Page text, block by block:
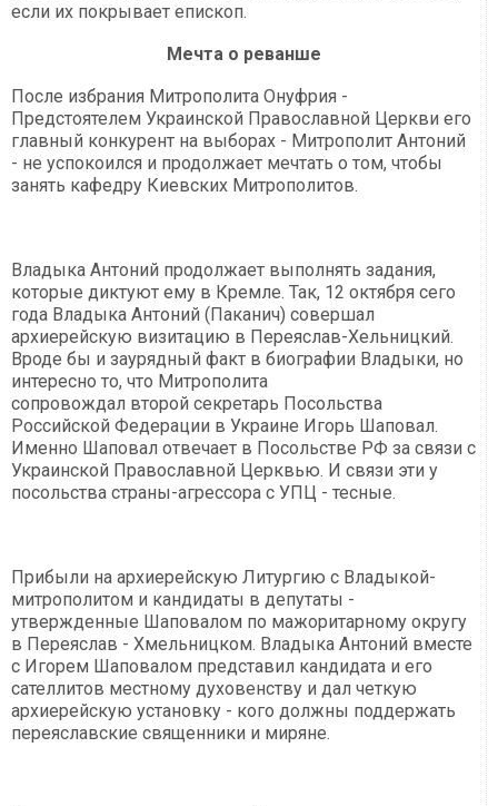
если их покрывает епископ.
Мечта о реванше
После избрания Митрополита Онуфрия -
Предстоятелем Украинской Православной Церкви его
главный конкурент на выборах - Митрополит Антоний
- не успокоился и продолжает мечтать о том, чтобы
занять кафедру Киевских Митрополитов.
Владыка Антоний продолжает выполнять задания,
которые диктуют ему в Кремле. Так, 12 октября сего
года Владыка Антоний (Паканич) совершал
архиерейскую визитацию в Переяслав-Хельницкий.
Вроде бы и заурядный факт в биографии Владыки, но
интересно то, что Митрополита
сопровождал второй секретарь Посольства
Российской Федерации в Украине Игорь Шаповал.
Именно Шаповал отвечает в Посольстве РФ за связи с
Украинской Православной Церквью. И связи эти у
посольства страны-агрессора с УПЦ - тесные.
Прибыли на архиерейскую Литургию с Владыкой-
митрополитом и кандидаты в депутаты -
утвержденные Шаповалом по мажоритарному округу
в Переяслав - Хмельницком. Владыка Антоний вместе
с Игорем Шаповалом представил кандидата и его
сателлитов местному духовенству и дал четкую
архиерейскую установку - кого должны поддержать
переяславские священники и миряне.